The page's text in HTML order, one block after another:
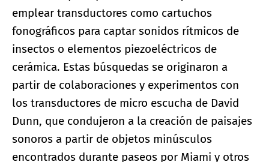
emplear transductores como cartuchos
fonográficos para captar sonidos rítmicos de
insectos o elementos piezoeléctricos de
cerámica. Estas búsquedas se originaron a
partir de colaboraciones y experimentos con
los transductores de micro escucha de David
Dunn, que condujeron a la creación de paisajes
sonoros a partir de objetos minúsculos
encontrados durante paseos por Miami y otros